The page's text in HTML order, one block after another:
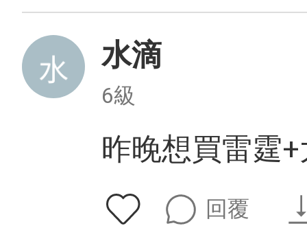
水滴
6級
昨晚想買雷霆
回覆